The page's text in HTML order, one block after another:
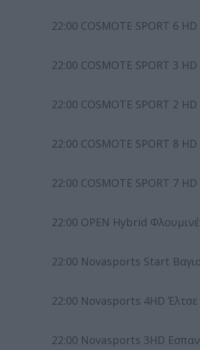
22:00 COSMOTE SPORT 6
22:00 COSMOTE SPORT 3
22:00 COSMOTE SPORT 2
22:00 COSMOTE SPORT 8
22:00 COSMOTE SPORT 7
22:00 OPEN Hybrid
22:00 Novasports Start
22:00 Novasports 4HD
22:00 Novasports 3HD